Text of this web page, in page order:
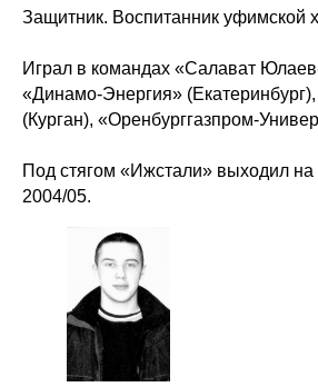
Защитник. Воспитанник уфимской
Играл в командах «Салават
«Динамо-Энергия»
(Курган), «Оренбурггазпром-
Под стягом «Ижстали» выходил на
2004/05.